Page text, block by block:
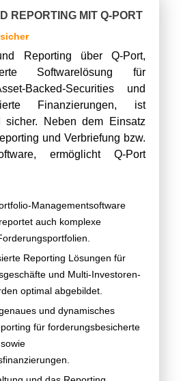
REPORTING MIT Q-PORT
Reporting über Q-Port,
Softwarelösung für
Backed-Securities und
Finanzierungen, ist
sicher. Neben dem Einsatz
und Verbriefung bzw.
ermöglicht Q-Port
Managementsoftware
auch komplexe
Reporting Lösungen für
und Multi-Investoren-
optimal abgebildet.
und dynamisches
für forderungsbesicherte